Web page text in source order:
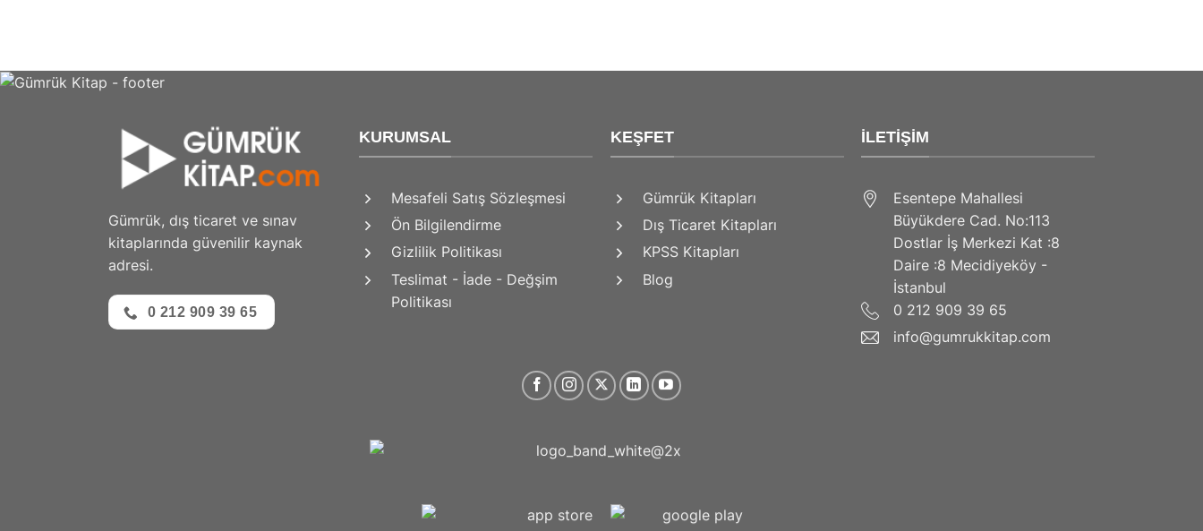
Gümrük, dış ticaret ve sınav
kitaplarında güvenilir kaynak
adresi.
0 212 909 39 65
KURUMSAL
Mesafeli Satış Sözleşmesi
Ön Bilgilendirme
Gizlilik Politikası
Teslimat - İade - Değşim
Politikası
KEŞFET
Gümrük Kitapları
Dış Ticaret Kitapları
KPSS Kitapları
Blog
İLETIŞIM
Esentepe Mahallesi
Büyükdere Cad. No:113
Dostlar İş Merkezi Kat :8
Daire :8 Mecidiyeköy -
İstanbul
0 212 909 39 65
info@gumrukkitap.com